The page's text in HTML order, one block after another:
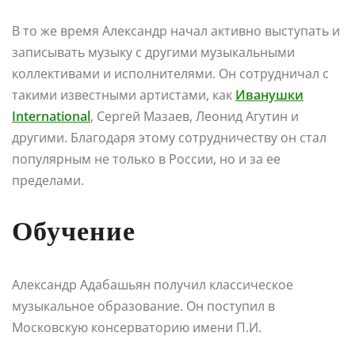
В то же время Александр начал активно выступать и
записывать музыку с другими музыкальными
коллективами и исполнителями. Он сотрудничал с
такими известными артистами, как Иванушки
International, Сергей Мазаев, Леонид Агутин и
другими. Благодаря этому сотрудничеству он стал
популярным не только в России, но и за ее
пределами.
Обучение
Александр Адабашьян получил классическое
музыкальное образование. Он поступил в
Московскую консерваторию имени П.И.